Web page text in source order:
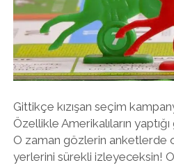
Gittikçe kızışan seçim
Özellikle Amerikalıların
O zaman gözlerin anketlerde
yerlerini sürekli izleyeceksin!